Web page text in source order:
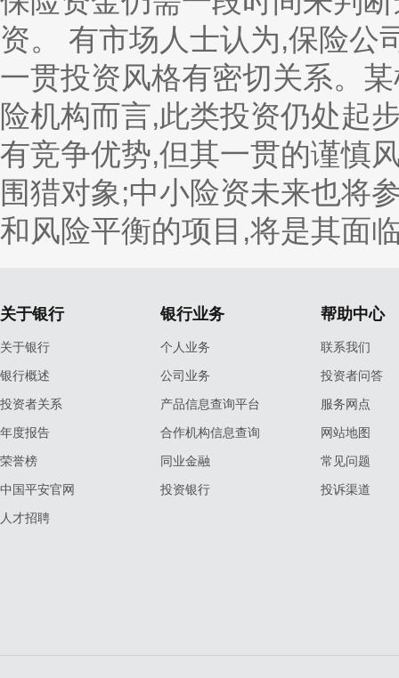
资。 有市场人士认为,保险公
一贯投资风格有密切关系。
险机构而言,此类投资仍处起
有竞争优势,但其一贯的谨慎
围猎对象;中小险资未来也将
和风险平衡的项目,将是其面
关于银行
关于银行
银行概述
投资者关系
年度报告
荣誉榜
中国平安官网
人才招聘
银行业务
个人业务
公司业务
产品信息查询平台
合作机构信息查询
同业金融
投资银行
帮助中心
联系我们
投资者问答
服务网点
网站地图
常见问题
投诉渠道